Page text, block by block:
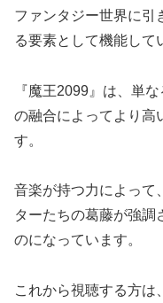
ファンタジー世界に引
る要素として機能して
『魔王2099』は、単
の融合によってより高
す。
音楽が持つ力によって
ターたちの葛藤が強調
のになっています。
これから視聴する方は